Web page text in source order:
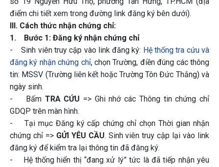
điểm chi tiết xem trong đường link đăng ký bên dưới).
III. Cách thức nhận chứng chỉ:
1. Bước 1: Đăng ký nhận chứng chỉ
- Sinh viên truy cập vào link đăng ký: Hệ thống tra cứu và
đăng ký nhận chứng chỉ, chọn Trường, điền đúng các thông
tin: MSSV (Trường liên kết hoặc Trường Tôn Đức Thắng) và
ngày sinh.
- Bấm TRA CỨU => Ghi nhớ các Thông tin chứng chỉ
GDQP trên màn hình.
- Tại mục Đăng ký cấp chứng chỉ chọn Thời gian nhận
chứng chỉ => GỬI YÊU CẦU. Sinh viên truy cập lại vào link
đăng ký để kiểm tra lại thông tin đã đăng ký.
- Hệ thống hiển thị “đang xử lý” tức là đã tiếp nhận yêu